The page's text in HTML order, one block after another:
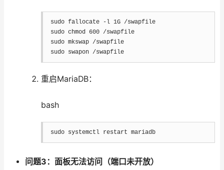
sudo fallocate -l
1G /swapfile
sudo chmod 600
/swapfile
sudo mkswap
/swapfile
sudo swapon /swapfile
重启MariaDB：
bash
sudo systemctl restart mariadb
问题3：面板无法访问（端口未开放）